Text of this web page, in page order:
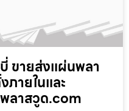
ขายส่งแผ่นพลา
ายในและ
ลาสวูด.com